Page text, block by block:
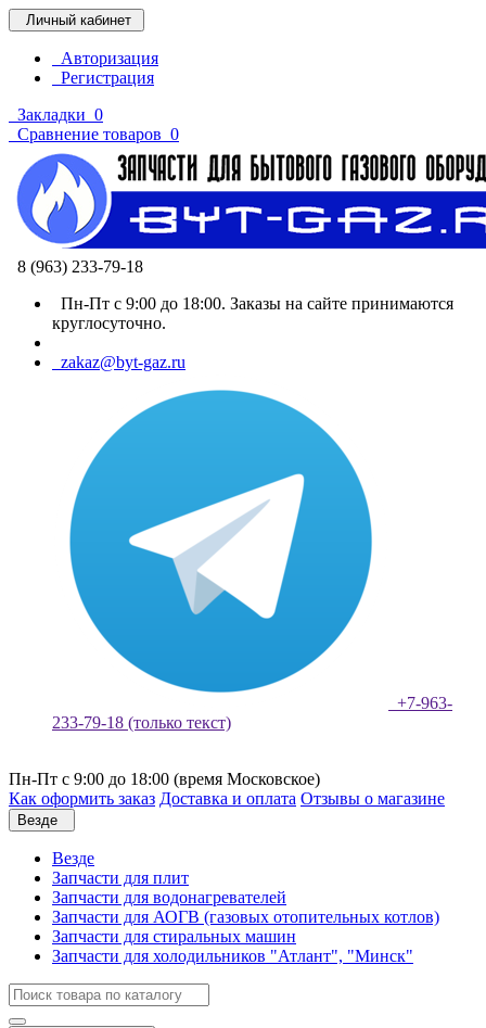
Личный кабинет
Авторизация
Регистрация
Закладки 0
Сравнение товаров 0
8 (963) 233-79-18
Пн-Пт с 9:00 до 18:00. Заказы на сайте принимаются
круглосуточно.
zakaz@byt-gaz.ru
+7-963-
233-79-18 (только текст)
Пн-Пт с 9:00 до 18:00 (время Московское)
Как оформить заказ Доставка и оплата Отзывы о магазине
Везде
Везде
Запчасти для плит
Запчасти для водонагревателей
Запчасти для АОГВ (газовых отопительных котлов)
Запчасти для стиральных машин
Запчасти для холодильников "Атлант", "Минск"